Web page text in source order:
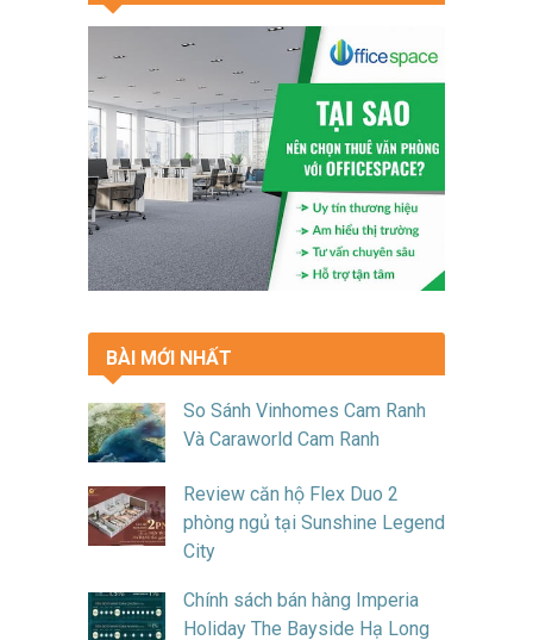
BÀI MỚI NHẤT
So Sánh Vinhomes Cam Ranh
Và Caraworld Cam Ranh
Review căn hộ Flex Duo 2
phòng ngủ tại Sunshine Legend
City
Chính sách bán hàng Imperia
Holiday The Bayside Hạ Long